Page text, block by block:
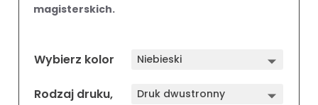
magisterskich.
Wybierz kolor
Rodzaj druku,